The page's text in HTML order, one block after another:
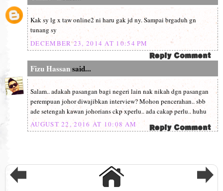
Kak sy lg x taw online2 ni haru gak jd ny. Sampai brgaduh gn
tunang sy
DECEMBER 23, 2014 AT 10:54 PM
Fizu Hassansaid...
Salam.. adakah pasangan bagi negeri lain nak nikah dgn pasangan
perempuan johor diwajibkan interview? Mohon pencerahan.. sbb
ade setengah kawan johorians ckp xperlu.. ada cakap perlu.. huhu
AUGUST 22, 2016 AT 10:08 AM